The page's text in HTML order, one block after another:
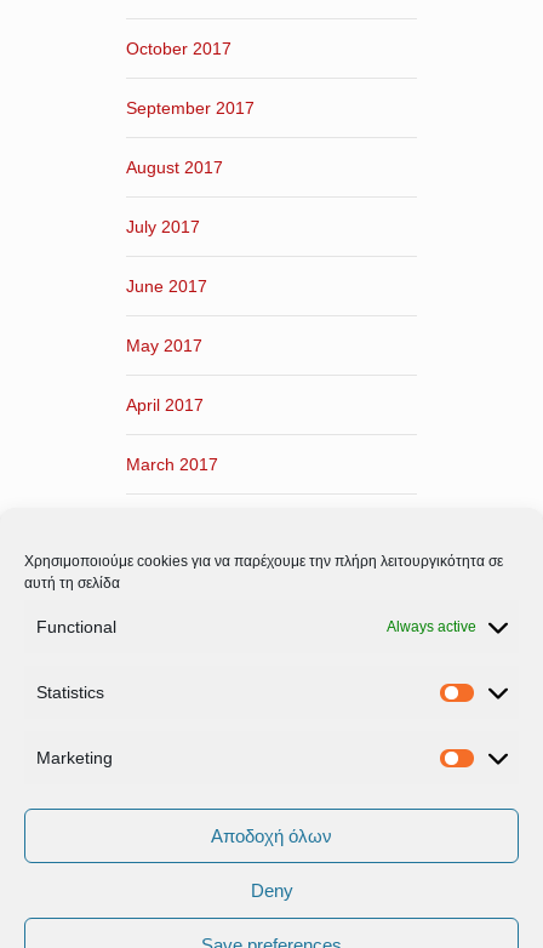
Χρησιμοποιούμε cookies για να παρέχουμε την πλήρη λειτουργικότητα σε
αυτή τη σελίδα
Functional Always active
Statistics
Marketing
Αποδοχή όλων
Deny
October 2017
September 2017
August 2017
July 2017
June 2017
May 2017
April 2017
March 2017
Δεδομένων